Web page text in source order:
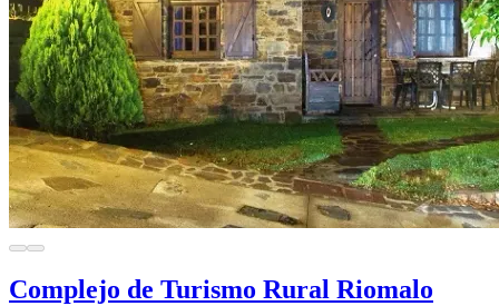
Complejo de Turismo Rural Riomalo